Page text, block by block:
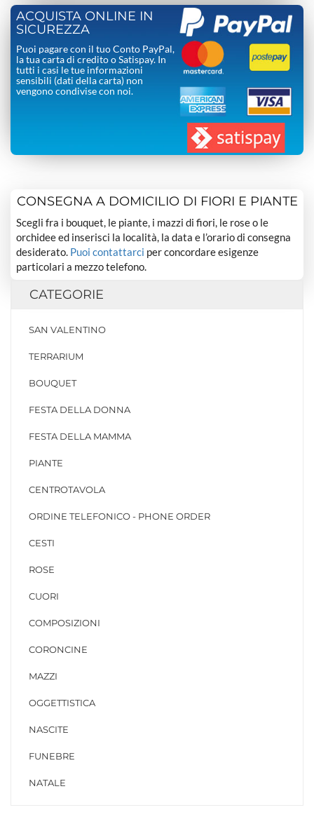
ACQUISTA ONLINE IN
SICUREZZA
Puoi pagare con il tuo Conto PayPal,
la tua carta di credito o Satispay. In
tutti i casi le tue informazioni
sensibili (dati della carta) non
vengono condivise con noi.
CONSEGNA A DOMICILIO DI FIORI E PIANTE
Scegli fra i bouquet, le piante, i mazzi di fiori, le rose o le
orchidee ed inserisci la località, la data e l’orario di consegna
desiderato. Puoi contattarci per concordare esigenze
particolari a mezzo telefono.
CATEGORIE
SAN VALENTINO
TERRARIUM
BOUQUET
FESTA DELLA DONNA
FESTA DELLA MAMMA
PIANTE
CENTROTAVOLA
ORDINE TELEFONICO - PHONE ORDER
CESTI
ROSE
CUORI
COMPOSIZIONI
CORONCINE
MAZZI
OGGETTISTICA
NASCITE
FUNEBRE
NATALE